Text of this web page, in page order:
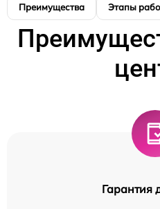
Преимущества Этапы
Гарантия